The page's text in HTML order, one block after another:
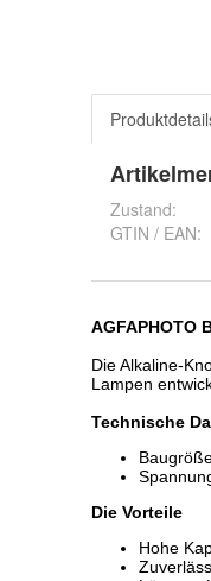
Zustand:
GTIN / EAN: